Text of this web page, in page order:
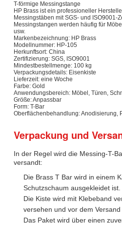
T-förmige Messingstange
HP Brass ist ein professioneller
Messingstäben mit SGS- und ISO9001-
Messingstangen werden häufig für
usw.
Markenbezeichnung: HP Brass
Modellnummer: HP-105
Herkunftsort: China
Zertifizierung: SGS, ISO9001
Mindestbestellmenge: 100 kg
Verpackungsdetails: Eisenkiste
Lieferzeit: eine Woche
Farbe: Gold
Anwendungsbereich: Möbel, Türen,
Größe: Anpassbar
Form: T-Bar
Oberflächenbehandlung: Anodisierung,
Verpackung und
In der Regel wird die Messing-T-
versandt:
Die Brass T Bar wird in einem
Schutzschaum ausgekleidet ist.
Die Kiste wird mit Klebeband
versehen und vor dem
Das Paket wird über einen